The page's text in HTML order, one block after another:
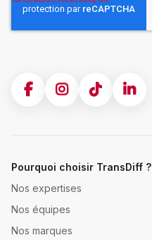
Pourquoi choisir TransDiff ?
Nos expertises
Nos équipes
Nos marques